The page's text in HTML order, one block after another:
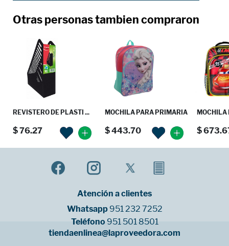
Otras personas tambien compraron
REVISTERO DE PLASTI ...
$ 76.27
MOCHILA PARA PRIMARIA
$ 443.70
MOCHILA
$
Atención a clientes
Whatsapp 951 232 7252
Teléfono 951 501 8501
tiendaenlinea@laproveedora.com